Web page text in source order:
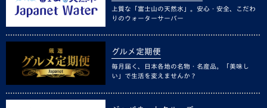
上質な「富士山の天然水」。安心・安全、こだわ
りのウォーターサーバー
グルメ定期便
毎月届く、日本各地の名物・名産品。「美味し
い」で生活を変えませんか？